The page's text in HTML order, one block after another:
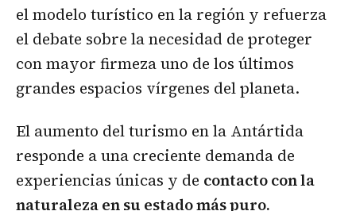
el modelo turístico en la región y refuerza
el debate sobre la necesidad de proteger
con mayor firmeza uno de los últimos
grandes espacios vírgenes del planeta.
El aumento del turismo en la Antártida
responde a una creciente demanda de
experiencias únicas y de contacto con la
naturaleza en su estado más puro.